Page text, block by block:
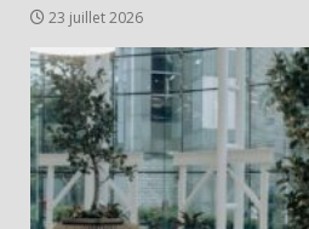
23 juillet 2026